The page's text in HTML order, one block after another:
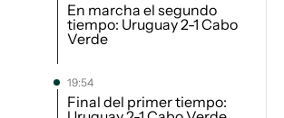
En marcha el segundo
tiempo: Uruguay 2-1 Cabo
Verde
19:54
Final del primer tiempo: